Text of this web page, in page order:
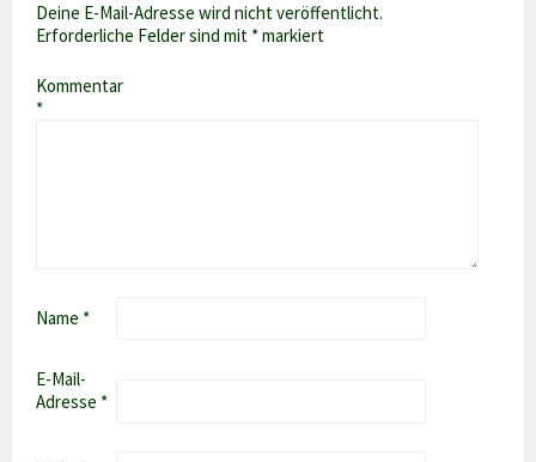
Deine E-Mail-Adresse wird nicht veröffentlicht.
Erforderliche Felder sind mit *markiert
Kommentar
*
Name *
E-Mail-
Adresse *